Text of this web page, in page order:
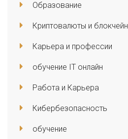
Образование
Криптовалюты и блокчейн
Карьера и профессии
обучение IT онлайн
Работа и Карьера
Кибербезопасность
обучение